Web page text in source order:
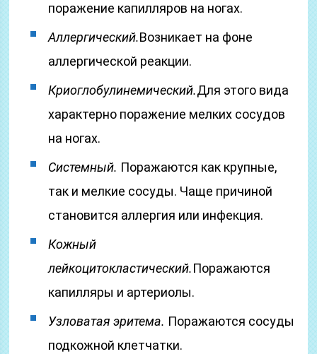
поражение капилляров на ногах.
Аллергический.Возникает на фоне
аллергической реакции.
Криоглобулинемический.Для этого вида
характерно поражение мелких сосудов
на ногах.
Системный. Поражаются как крупные,
так и мелкие сосуды. Чаще причиной
становится аллергия или инфекция.
Кожный
лейкоцитокластический.Поражаются
капилляры и артериолы.
Узловатая эритема. Поражаются сосуды
подкожной клетчатки.